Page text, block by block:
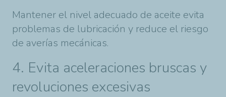
Mantener el nivel adecuado de aceite evita
problemas de lubricación y reduce el riesgo
de averías mecánicas.
4. Evita aceleraciones bruscas y
revoluciones excesivas